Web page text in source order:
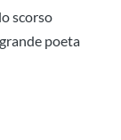
scorso
poeta